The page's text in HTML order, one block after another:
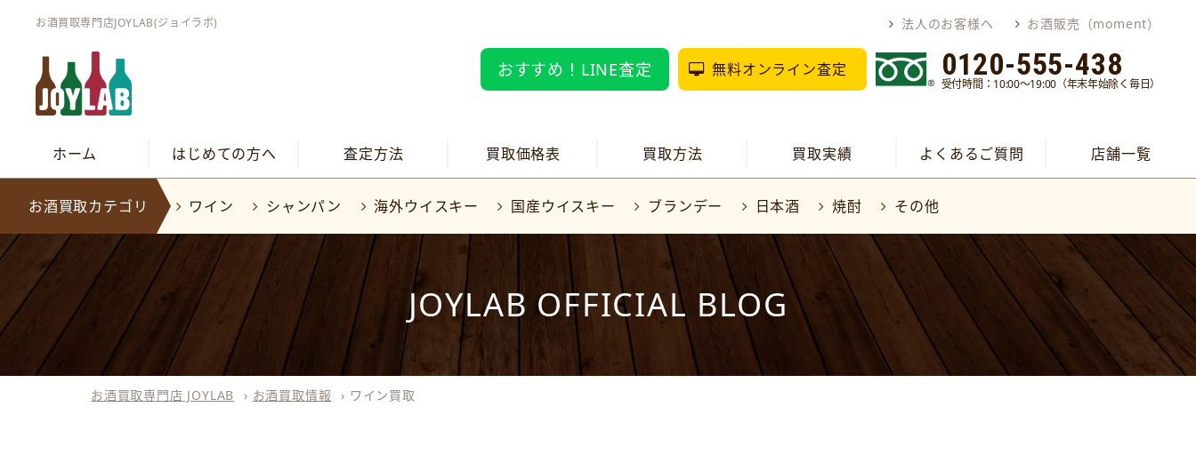
お酒買取専門店JOYLAB(ジョイラボ) 法人のお客様へ お酒販売（moment）
おすすめ！LINE査定 無料オンライン査定 0120-555-438
受付時間：10:00～19:00（年末年始除く毎日）
ホーム はじめての方へ 査定方法 買取価格表 買取方法 買取実績 よくあるご質問 店舗一覧
お酒買取カテゴリ ワイン シャンパン 海外ウイスキー 国産ウイスキー ブランデー 日本酒 焼酎 その他
JOYLAB OFFICIAL BLOG
お酒買取専門店 JOYLAB › お酒買取情報 › ワイン買取